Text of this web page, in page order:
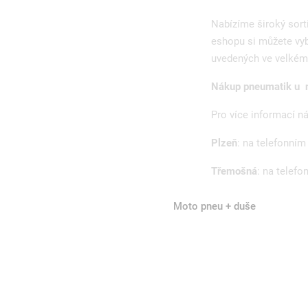
Nabízíme široký
eshopu si můžete
uvedených ve
Nákup pneumatik u
Pro více informací
Plzeň: na
Třemošná: na
Moto pneu + duše